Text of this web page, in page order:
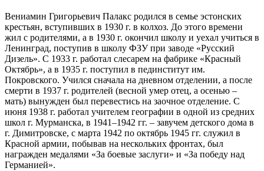
Вениамин Григорьевич Палакс родился в семье эстонских
крестьян, вступивших в 1930 г. в колхоз. До этого времени
жил с родителями, а в 1930 г. окончил школу и уехал учиться в
Ленинград, поступив в школу ФЗУ при заводе «Русский
Дизель». С 1933 г. работал слесарем на фабрике «Красный
Октябрь», а в 1935 г. поступил в пединститут им.
Покровского. Учился сначала на дневном отделении, а после
смерти в 1937 г. родителей (весной умер отец, а осенью –
мать) вынужден был перевестись на заочное отделение. С
июня 1938 г. работал учителем географии в одной из средних
школ г. Мурманска, в 1941–1942 гг. – завучем детского дома в
г. Димитровске, с марта 1942 по октябрь 1945 гг. служил в
Красной армии, побывав на нескольких фронтах, был
награжден медалями «За боевые заслуги» и «За победу над
Германией».